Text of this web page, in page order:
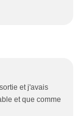
et j'avais
et que comme